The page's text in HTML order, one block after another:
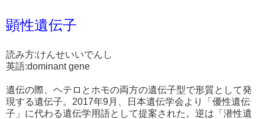
顕性遺伝子
読み方:けんせいいでんし
英語:dominant gene
遺伝の際、ヘテロとホモの両方の遺伝子型で形質として発
現する遺伝子。2017年9月、日本遺伝学会より「優性遺伝
子」に代わる遺伝学用語として提案された。逆は「潜性遺